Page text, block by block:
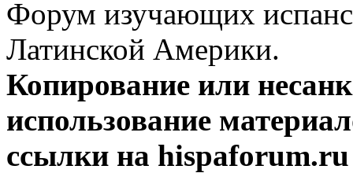
Форум изучающих
Латинской Америки.
Копирование или
использование
ссылки на hispaforum.ru